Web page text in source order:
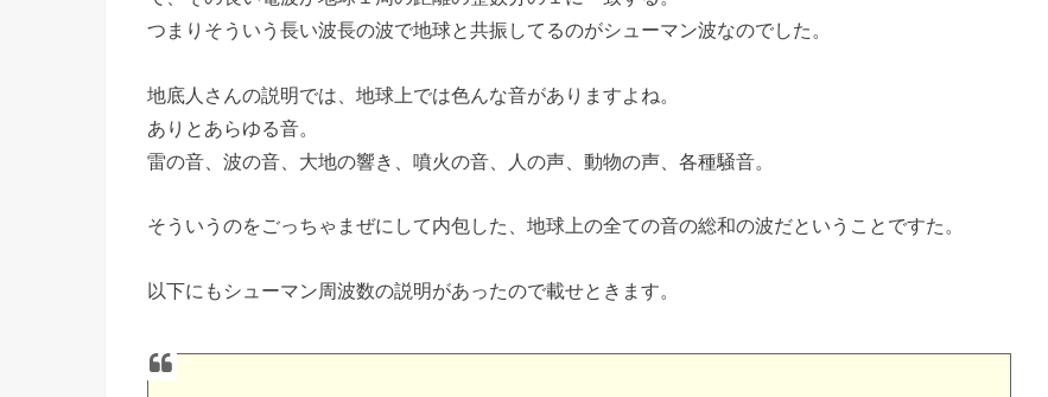
つまりそういう長い波長の波で地球と共振してるのがシューマン波なのでした。
地底人さんの説明では、地球上では色んな音がありますよね。
ありとあらゆる音。
雷の音、波の音、大地の響き、噴火の音、人の声、動物の声、各種騒音。
そういうのをごっちゃまぜにして内包した、地球上の全ての音の総和の波だということですた。
以下にもシューマン周波数の説明があったので載せときます。